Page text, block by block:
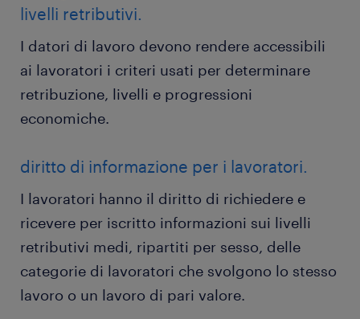
livelli retributivi.
I datori di lavoro devono rendere accessibili
ai lavoratori i criteri usati per determinare
retribuzione, livelli e progressioni
economiche.
diritto di informazione per i lavoratori.
I lavoratori hanno il diritto di richiedere e
ricevere per iscritto informazioni sui livelli
retributivi medi, ripartiti per sesso, delle
categorie di lavoratori che svolgono lo stesso
lavoro o un lavoro di pari valore.